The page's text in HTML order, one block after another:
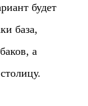
будет
база,
а